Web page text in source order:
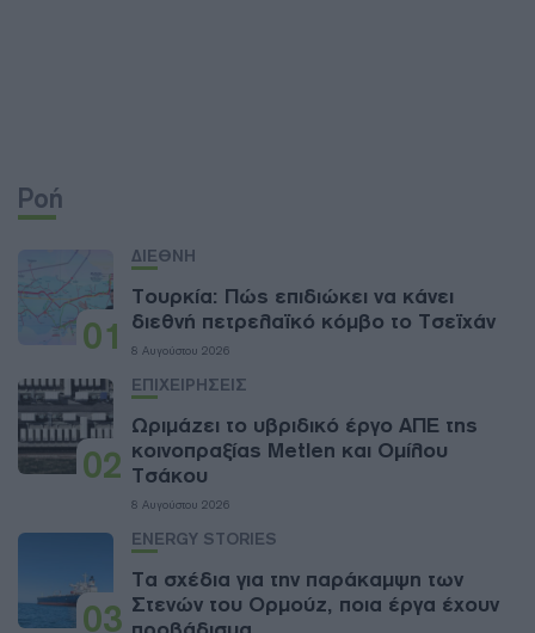
Ροή
01
ΔΙΕΘΝΗ
Τουρκία: Πώς επιδιώκει να κάνει
διεθνή πετρελαϊκό κόμβο το Τσεϊχάν
8 Αυγούστου 2026
02
ΕΠΙΧΕΙΡΗΣΕΙΣ
Ωριμάζει το υβριδικό έργο ΑΠΕ της
κοινοπραξίας Metlen και Ομίλου
Τσάκου
8 Αυγούστου 2026
03
ENERGY STORIES
Τα σχέδια για την παράκαμψη των
Στενών του Ορμούζ, ποια έργα έχουν